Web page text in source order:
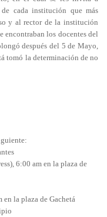
cada institución que más
y al rector de la institución
encontraban los docentes del
después del 5 de Mayo,
tomó la determinación de no
6:00 am en la plaza de
la plaza de Gachetá